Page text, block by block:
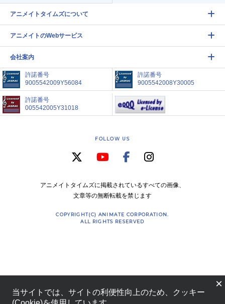
アニメイトタイムズについて
アニメイトのWebサービス
会社案内
許諾番号
9005542009Y56084
許諾番号
9005542008Y30005
許諾番号
005542005Y31018
FOLLOW US
アニメイトタイムズに掲載されているすべての画像、
文章等の無断転載を禁じます
COPYRIGHT(C) ANIMATE CORPORATION.
ALL RIGHTS RESERVED
×
当サイトでは、サイトの利便性向上のため、クッキー